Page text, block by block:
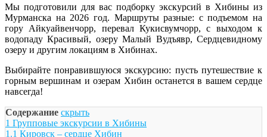
Мы подготовили для вас подборку экскурсий в Хибины из
Мурманска на 2026 год. Маршруты разные: с подъемом на
гору Айкуайвенчорр, перевал Кукисвумчорр, с выходом к
водопаду Красивый, озеру Малый Вудъявр, Сердцевидному
озеру и другим локациям в Хибинах.
Выбирайте понравившуюся экскурсию: пусть путешествие к
горным вершинам и озерам Хибин останется в вашем сердце
навсегда!
Содержание скрыть
1 Групповые экскурсии в Хибины
1.1 Кировск – сердце Хибин